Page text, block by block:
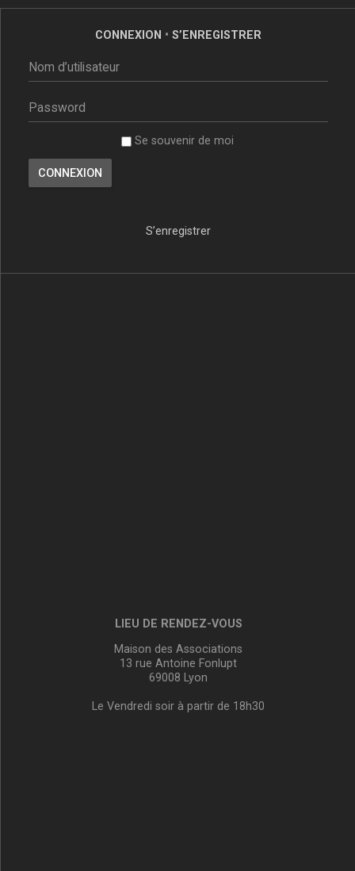
CONNEXION • S’ENREGISTRER
Se souvenir de moi
S’enregistrer
LIEU DE RENDEZ-VOUS
Maison des Associations
13 rue Antoine Fonlupt
69008 Lyon
Le Vendredi soir à partir de 18h30